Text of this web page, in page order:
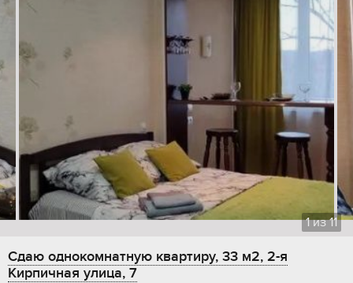
1из11
Сдаю однокомнатную квартиру, 33 м2, 2-я
Кирпичная улица, 7